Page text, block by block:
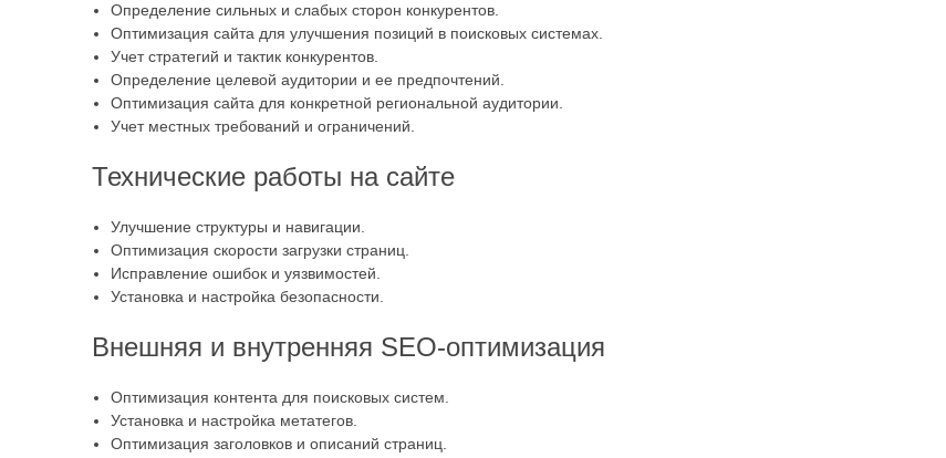
Определение сильных и слабых сторон конкурентов.
Оптимизация сайта для улучшения позиций в поисковых системах.
Учет стратегий и тактик конкурентов.
Определение целевой аудитории и ее предпочтений.
Оптимизация сайта для конкретной региональной аудитории.
Учет местных требований и ограничений.
Технические работы на сайте
Улучшение структуры и навигации.
Оптимизация скорости загрузки страниц.
Исправление ошибок и уязвимостей.
Установка и настройка безопасности.
Внешняя и внутренняя SEO-оптимизация
Оптимизация контента для поисковых систем.
Установка и настройка метатегов.
Оптимизация заголовков и описаний страниц.